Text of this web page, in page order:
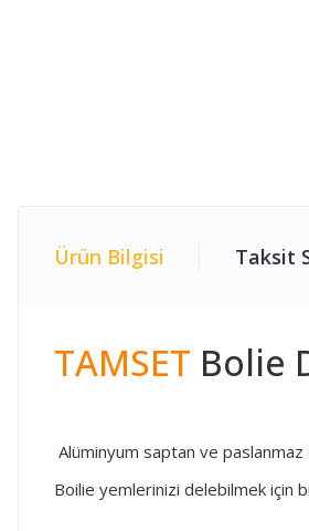
Ürün Bilgisi Taksit
TAMSET Bolie
Alüminyum saptan ve
Boilie yemlerinizi delebilmek için